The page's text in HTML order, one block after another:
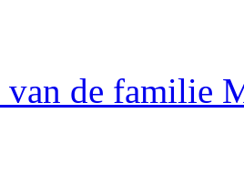
van de familie